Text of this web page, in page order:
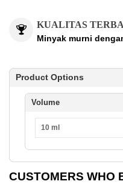
KUALITAS
Minyak murni
Product Options
Volume
10 ml
CUSTOMERS WHO